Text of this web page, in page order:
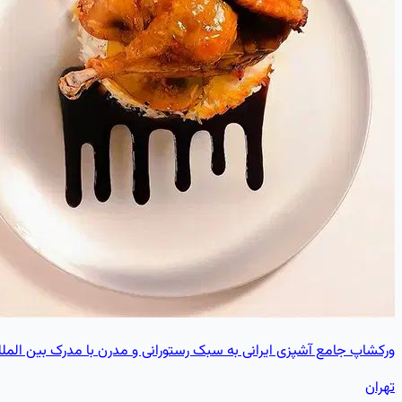
ورکشاپ جامع آشپزی ایرانی به سبک رستورانی و مدرن با مدرک بین
تهران